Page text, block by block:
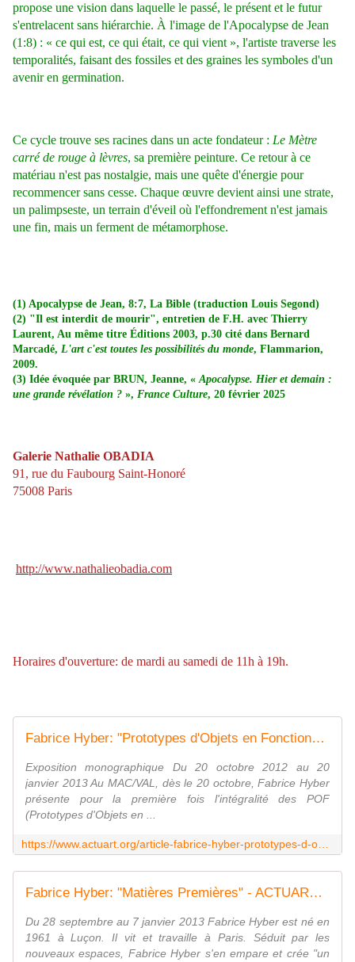
propose une vision dans laquelle le passé, le présent et le futur
s'entrelacent sans hiérarchie. À l'image de l'Apocalypse de Jean
(1:8) : « ce qui est, ce qui était, ce qui vient », l'artiste traverse les
temporalités, faisant des fossiles et des graines les symboles d'un
avenir en germination.
Ce cycle trouve ses racines dans un acte fondateur : Le Mètre
carré de rouge à lèvres, sa première peinture. Ce retour à ce
matériau n'est pas nostalgie, mais une quête d'énergie pour
recommencer sans cesse. Chaque œuvre devient ainsi une strate,
un palimpseste, un terrain d'éveil où l'effondrement n'est jamais
une fin, mais un ferment de métamorphose.
(1) Apocalypse de Jean, 8:7, La Bible (traduction Louis Segond)
(2) "Il est interdit de mourir", entretien de F.H. avec Thierry
Laurent, Au même titre Éditions 2003, p.30 cité dans Bernard
Marcadé, L'art c'est toutes les possibilités du monde, Flammarion,
2009.
(3) Idée évoquée par BRUN, Jeanne, «Apocalypse. Hier et demain :
une grande révélation ? », France Culture, 20 février 2025
Galerie Nathalie OBADIA
91, rue du Faubourg Saint-Honoré
75008 Paris
http://www.nathalieobadia.com
Horaires d'ouverture: de mardi au samedi de 11h à 19h.
Fabrice Hyber: "Prototypes d'Objets en Fonctionnement (POF)" - ACTUART by Eric SIMON
Exposition monographique Du 20 octobre 2012 au 20
janvier 2013 Au MAC/VAL, dès le 20 octobre, Fabrice Hyber
présente pour la première fois l'intégralité des POF
(Prototypes d'Objets en ...
Fabrice Hyber: "Matières Premières" - ACTUART by Eric SIMON
Du 28 septembre au 7 janvier 2013 Fabrice Hyber est né en
1961 à Luçon. Il vit et travaille à Paris. Séduit par les
nouveaux espaces, Fabrice Hyber s'en empare et crée "un